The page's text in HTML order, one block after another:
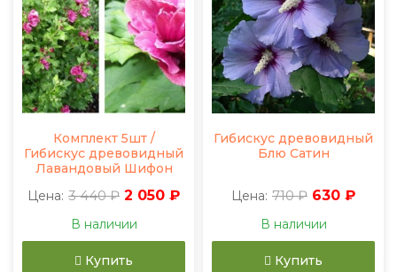
Комплект 5шт /
Гибискус древовидный
Лавандовый Шифон
Цена: 3 440 ₽ 2 050 ₽
В наличии
Купить
Гибискус древовидный
Блю Сатин
Цена: 710 ₽ 630 ₽
В наличии
Купить